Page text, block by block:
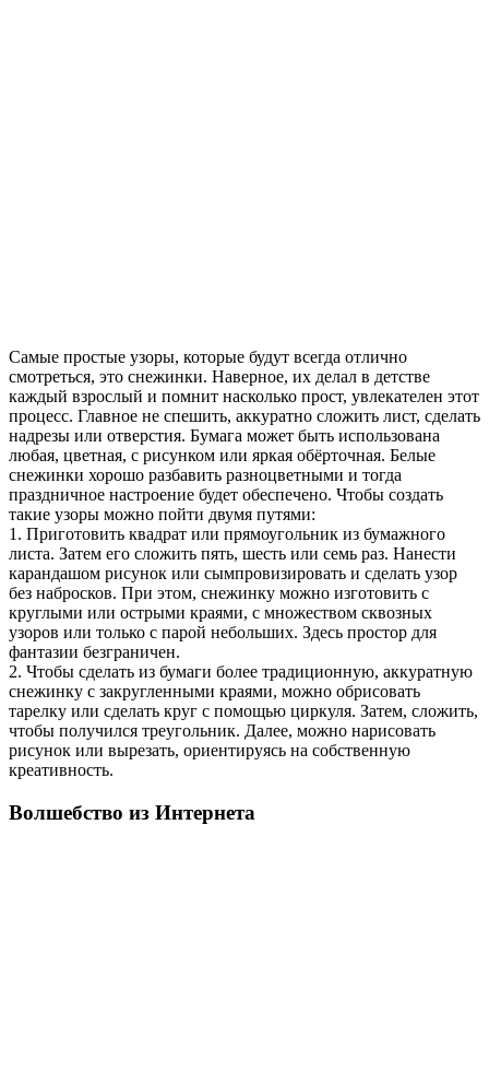
Самые простые узоры, которые будут всегда отлично
смотреться, это снежинки. Наверное, их делал в детстве
каждый взрослый и помнит насколько прост, увлекателен этот
процесс. Главное не спешить, аккуратно сложить лист, сделать
надрезы или отверстия. Бумага может быть использована
любая, цветная, с рисунком или яркая обёрточная. Белые
снежинки хорошо разбавить разноцветными и тогда
праздничное настроение будет обеспечено. Чтобы создать
такие узоры можно пойти двумя путями:
1. Приготовить квадрат или прямоугольник из бумажного
листа. Затем его сложить пять, шесть или семь раз. Нанести
карандашом рисунок или сымпровизировать и сделать узор
без набросков. При этом, снежинку можно изготовить с
круглыми или острыми краями, с множеством сквозных
узоров или только с парой небольших. Здесь простор для
фантазии безграничен.
2. Чтобы сделать из бумаги более традиционную, аккуратную
снежинку с закругленными краями, можно обрисовать
тарелку или сделать круг с помощью циркуля. Затем, сложить,
чтобы получился треугольник. Далее, можно нарисовать
рисунок или вырезать, ориентируясь на собственную
креативность.
Волшебство из Интернета